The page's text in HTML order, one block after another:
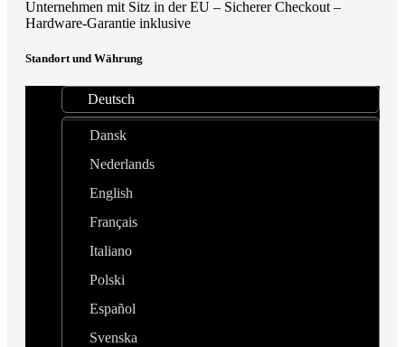
Unternehmen mit Sitz in der EU – Sicherer Checkout –
Hardware-Garantie inklusive
Standort und Währung
Deutsch
Dansk
Nederlands
English
Français
Italiano
Polski
Español
Svenska